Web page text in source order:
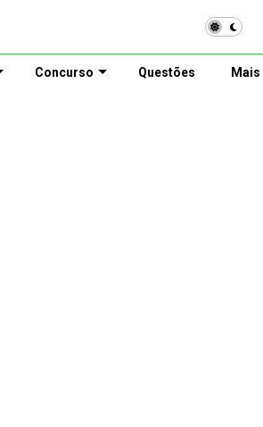
Concurso Questões Mais